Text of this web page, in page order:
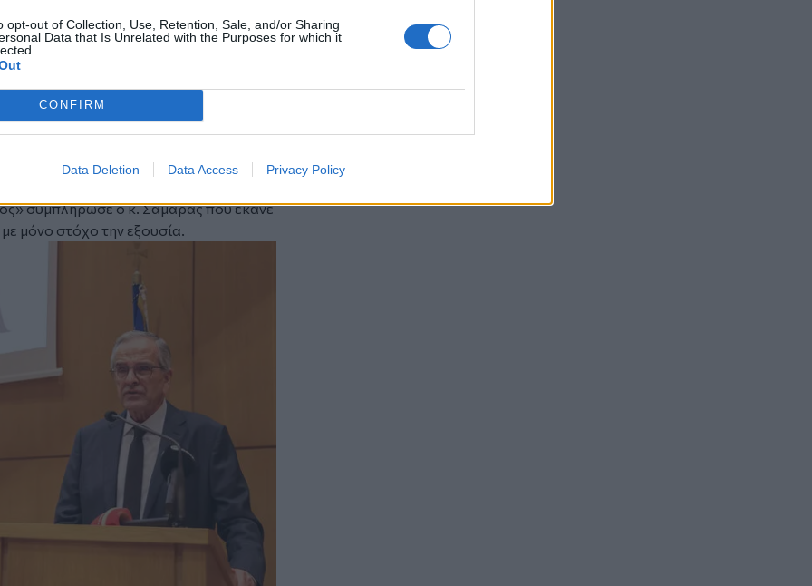
opt-out of Collection, Use, Retention, Sale, and/or Sharing
Data that Is Unrelated with the Purposes for which it
CONFIRM
Data Deletion Data Access Privacy Policy
ψευδομάρτυρες ο Τσίπρας
των υποκλοπών. Ο Τσίπρας ξεκίνησε
Μητσοτάκη τη συγκάλυψε με
από το τραγούδι του Γιάννη
μαζί που πλύθηκαν κι έχουν
του Σημίτη!»,
συμπλήρωσε ο κ. Σαμαράς που έκανε
μόνο στόχο την εξουσία.